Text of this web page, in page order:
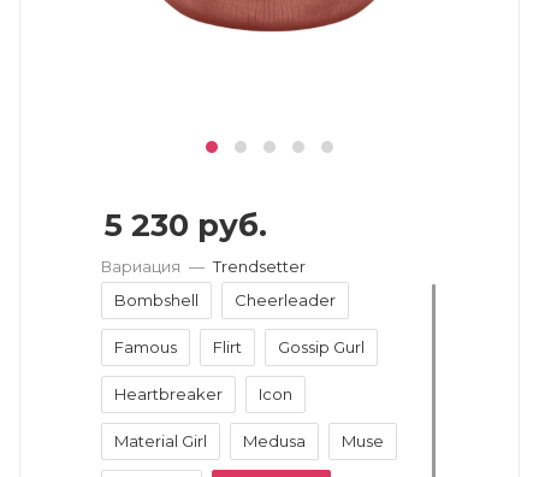
5 230 руб.
Вариация — Trendsetter
Bombshell
Cheerleader
Famous Flirt Gossip Gurl
Heartbreaker Icon
Material Girl Medusa Muse